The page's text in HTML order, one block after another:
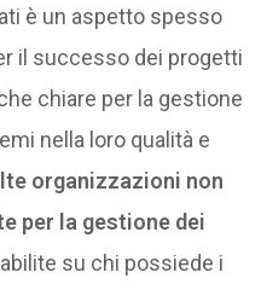
è un aspetto spesso
il successo dei progetti
chiare per la gestione
nella loro qualità e
organizzazioni non
per la gestione dei
su chi possiede i